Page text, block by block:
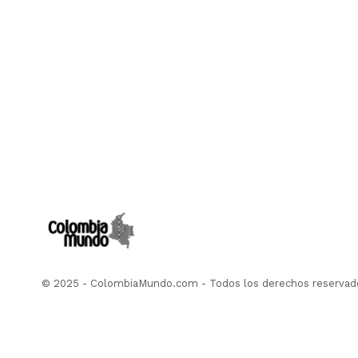
© 2025 - ColombiaMundo.com - Todos los derechos